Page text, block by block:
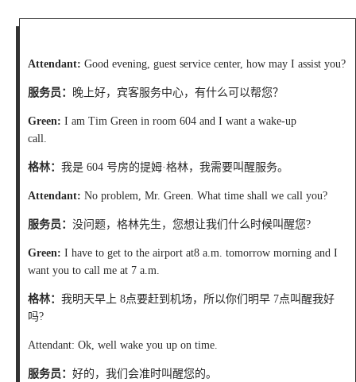
Attendant: Good evening, guest service center, how may I assist you?
服务员： 晚上好，宾客服务中心，有什么可以帮您？
Green: I am Tim Green in room 604 and I want a wake-up
call.
格林： 我是 604 号房的提姆·格林，我需要叫醒服务。
Attendant: No problem, Mr. Green. What time shall we call you?
服务员： 没问题，格林先生，您想让我们什么时候叫醒您?
Green: I have to get to the airport at8 a.m. tomorrow morning and I
want you to call me at 7 a.m.
格林： 我明天早上 8点要赶到机场，所以你们明早 7点叫醒我好
吗?
Attendant: Ok, well wake you up on time.
服务员： 好的，我们会准时叫醒您的。